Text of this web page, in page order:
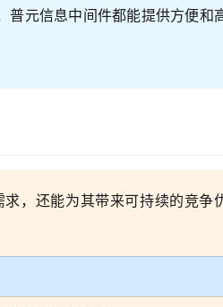
普元信息中间件都能提供方便和
，还能为其带来可持续的竞争